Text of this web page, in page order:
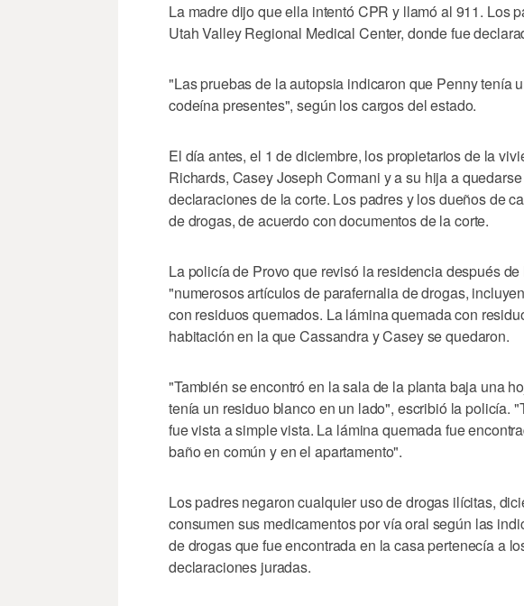
La madre dijo que ella intentó CPR y llamó al 911. Los
Utah Valley Regional Medical Center, donde fue
"Las pruebas de la autopsia indicaron que Penny tenía
codeína presentes", según los cargos del estado.
El día antes, el 1 de diciembre, los propietarios de la
Richards, Casey Joseph Cormani y a su hija a
declaraciones de la corte. Los padres y los dueños de
de drogas, de acuerdo con documentos de la corte.
La policía de Provo que revisó la residencia después
"numerosos artículos de parafernalia de drogas,
con residuos quemados. La lámina quemada con
habitación en la que Cassandra y Casey se quedaron.
"También se encontró en la sala de la planta baja una
tenía un residuo blanco en un lado", escribió la policía.
fue vista a simple vista. La lámina quemada fue
baño en común y en el apartamento".
Los padres negaron cualquier uso de drogas ilícitas,
consumen sus medicamentos por vía oral según las
de drogas que fue encontrada en la casa pertenecía a
declaraciones juradas.